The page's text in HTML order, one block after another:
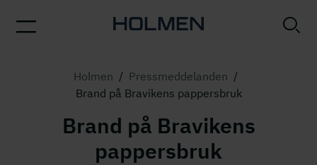
Holmen / Pressmeddelanden /
Brand på Bravikens pappersbruk
Brand på Bravikens
pappersbruk